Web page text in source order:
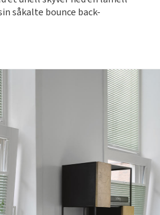
såkalte bounce back-